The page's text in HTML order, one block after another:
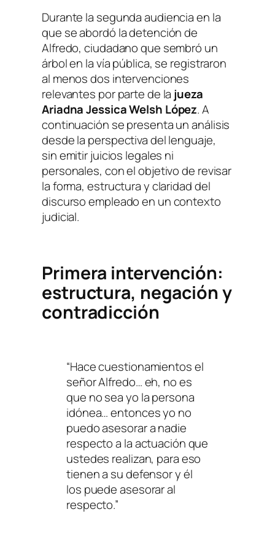
Durante la segunda audiencia en la
que se abordó la detención de
Alfredo, ciudadano que sembró un
árbol en la vía pública, se registraron
al menos dos intervenciones
relevantes por parte de la jueza
Ariadna Jessica Welsh López. A
continuación se presenta un análisis
desde la perspectiva del lenguaje,
sin emitir juicios legales ni
personales, con el objetivo de revisar
la forma, estructura y claridad del
discurso empleado en un contexto
judicial.
Primera intervención:
estructura, negación y
contradicción
“Hace cuestionamientos el
señor Alfredo… eh, no es
que no sea yo la persona
idónea… entonces yo no
puedo asesorar a nadie
respecto a la actuación que
ustedes realizan, para eso
tienen a su defensor y él
los puede asesorar al
respecto.”